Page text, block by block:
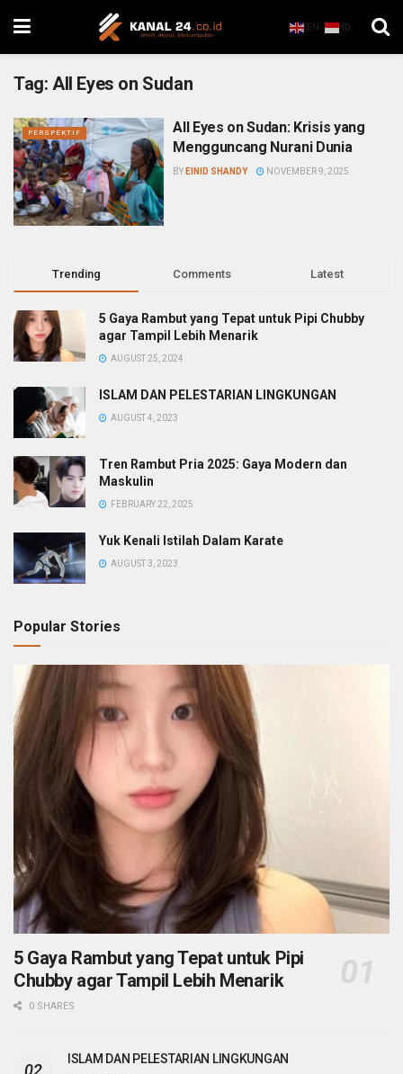
EN ID
Tag: All Eyes on Sudan
PERSPEKTIF
All Eyes on Sudan: Krisis yang
Mengguncang Nurani Dunia
BY EINID SHANDY NOVEMBER 9, 2025
Trending Comments Latest
5 Gaya Rambut yang Tepat untuk Pipi Chubby
agar Tampil Lebih Menarik
AUGUST 25, 2024
ISLAM DAN PELESTARIAN LINGKUNGAN
AUGUST 4, 2023
Tren Rambut Pria 2025: Gaya Modern dan
Maskulin
FEBRUARY 22, 2025
Yuk Kenali Istilah Dalam Karate
AUGUST 3, 2023
Popular Stories
5 Gaya Rambut yang Tepat untuk Pipi
Chubby agar Tampil Lebih Menarik
0 SHARES
ISLAM DAN PELESTARIAN LINGKUNGAN